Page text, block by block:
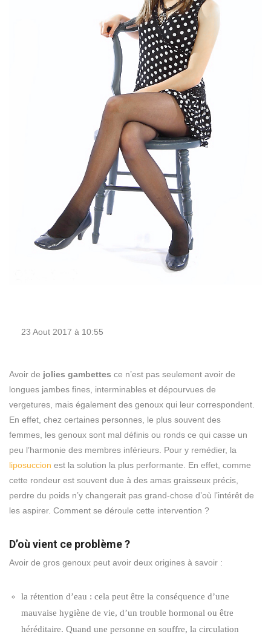
23 Aout 2017 à 10:55
Avoir de jolies gambettes ce n’est pas seulement avoir de
longues jambes fines, interminables et dépourvues de
vergetures, mais également des genoux qui leur correspondent.
En effet, chez certaines personnes, le plus souvent des
femmes, les genoux sont mal définis ou ronds ce qui casse un
peu l’harmonie des membres inférieurs. Pour y remédier, la
liposuccion est la solution la plus performante. En effet, comme
cette rondeur est souvent due à des amas graisseux précis,
perdre du poids n’y changerait pas grand-chose d’où l’intérêt de
les aspirer. Comment se déroule cette intervention ?
D’où vient ce problème ?
Avoir de gros genoux peut avoir deux origines à savoir :
la rétention d’eau : cela peut être la conséquence d’une
mauvaise hygiène de vie, d’un trouble hormonal ou être
héréditaire. Quand une personne en souffre, la circulation